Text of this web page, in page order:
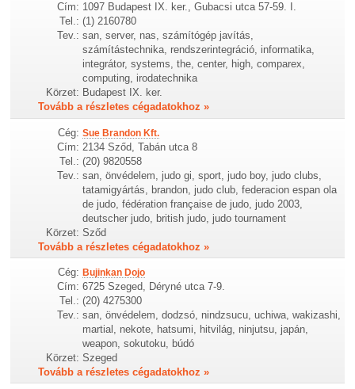
Cím: 1097 Budapest IX. ker., Gubacsi utca 57-59. I.
Tel.: (1) 2160780
Tev.: san, server, nas, számítógép javítás,
számítástechnika, rendszerintegráció, informatika,
integrátor, systems, the, center, high, comparex,
computing, irodatechnika
Körzet: Budapest IX. ker.
Tovább a részletes cégadatokhoz »
Cég: Sue Brandon Kft.
Cím: 2134 Sződ, Tabán utca 8
Tel.: (20) 9820558
Tev.: san, önvédelem, judo gi, sport, judo boy, judo clubs,
tatamigyártás, brandon, judo club, federacion espan ola
de judo, fédération française de judo, judo 2003,
deutscher judo, british judo, judo tournament
Körzet: Sződ
Tovább a részletes cégadatokhoz »
Cég: Bujinkan Dojo
Cím: 6725 Szeged, Déryné utca 7-9.
Tel.: (20) 4275300
Tev.: san, önvédelem, dodzsó, nindzsucu, uchiwa, wakizashi,
martial, nekote, hatsumi, hitvilág, ninjutsu, japán,
weapon, sokutoku, búdó
Körzet: Szeged
Tovább a részletes cégadatokhoz »